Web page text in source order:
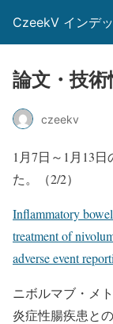
CzeekV インデ
論文・技
czeekv
1月7日～1月13
た。（2/2）
Inflammatory
treatment of
adverse event
ニボルマブ・メ
炎症性腸疾患と